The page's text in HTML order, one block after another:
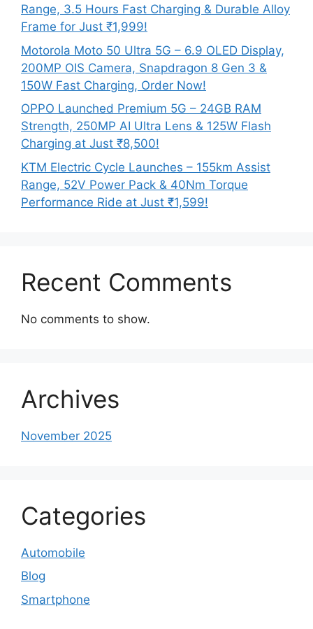
Range, 3.5 Hours Fast Charging & Durable Alloy
Frame for Just ₹1,999!
Motorola Moto 50 Ultra 5G – 6.9 OLED Display,
200MP OIS Camera, Snapdragon 8 Gen 3 &
150W Fast Charging, Order Now!
OPPO Launched Premium 5G – 24GB RAM
Strength, 250MP AI Ultra Lens & 125W Flash
Charging at Just ₹8,500!
KTM Electric Cycle Launches – 155km Assist
Range, 52V Power Pack & 40Nm Torque
Performance Ride at Just ₹1,599!
Recent Comments
No comments to show.
Archives
November 2025
Categories
Automobile
Blog
Smartphone